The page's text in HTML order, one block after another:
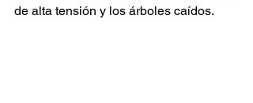
de alta tensión y los árboles caídos.